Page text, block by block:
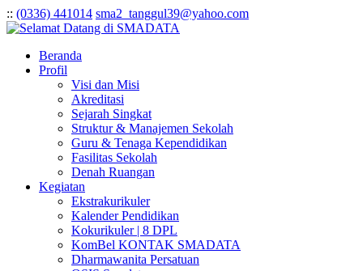
:: (0336) 441014 sma2_tanggul39@yahoo.com
Beranda
Profil
Visi dan Misi
Akreditasi
Sejarah Singkat
Struktur & Manajemen Sekolah
Guru & Tenaga Kependidikan
Fasilitas Sekolah
Denah Ruangan
Kegiatan
Ekstrakurikuler
Kalender Pendidikan
Kokurikuler | 8 DPL
KomBel KONTAK SMADATA
Dharmawanita Persatuan